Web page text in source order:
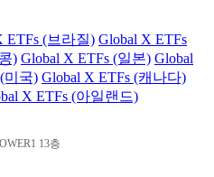
ETFs (브라질) Global X ETFs
) Global X ETFs (일본) Global
미국) Global X ETFs (캐나다)
X ETFs (아일랜드)
13층